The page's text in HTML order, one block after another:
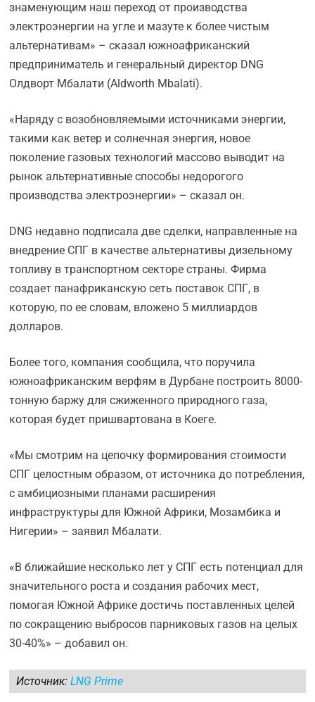
знаменующим наш переход от производства
электроэнергии на угле и мазуте к более чистым
альтернативам» – сказал южноафриканский
предприниматель и генеральный директор DNG
Олдворт Мбалати (Aldworth Mbalati).
«Наряду с возобновляемыми источниками энергии,
такими как ветер и солнечная энергия, новое
поколение газовых технологий массово выводит на
рынок альтернативные способы недорогого
производства электроэнергии» – сказал он.
DNG недавно подписала две сделки, направленные на
внедрение СПГ в качестве альтернативы дизельному
топливу в транспортном секторе страны. Фирма
создает панафриканскую сеть поставок СПГ, в
которую, по ее словам, вложено 5 миллиардов
долларов.
Более того, компания сообщила, что поручила
южноафриканским верфям в Дурбане построить 8000-
тонную баржу для сжиженного природного газа,
которая будет пришвартована в Коеге.
«Мы смотрим на цепочку формирования стоимости
СПГ целостным образом, от источника до потребления,
с амбициозными планами расширения
инфраструктуры для Южной Африки, Мозамбика и
Нигерии» – заявил Мбалати.
«В ближайшие несколько лет у СПГ есть потенциал для
значительного роста и создания рабочих мест,
помогая Южной Африке достичь поставленных целей
по сокращению выбросов парниковых газов на целых
30-40%» – добавил он.
Источник:LNG Prime